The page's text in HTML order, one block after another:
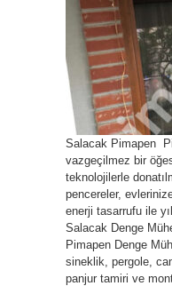
Salacak Pimapen
vazgeçilmez bir
teknolojilerle
pencereler,
enerji tasarrufu ile
Salacak Denge
Pimapen Denge
sineklik, pergole,
panjur tamiri ve